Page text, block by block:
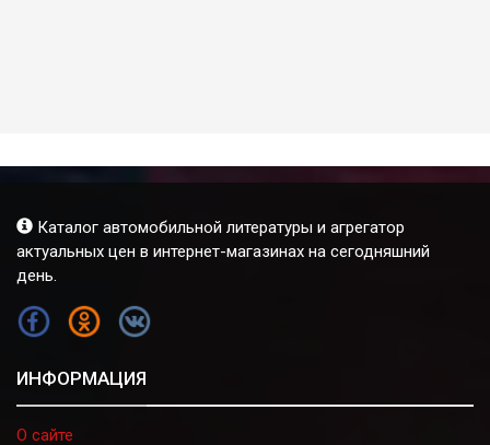
Каталог автомобильной литературы и агрегатор
актуальных цен в интернет-магазинах на сегодняшний
день.
FB OK VK
ИНФОРМАЦИЯ
О сайте